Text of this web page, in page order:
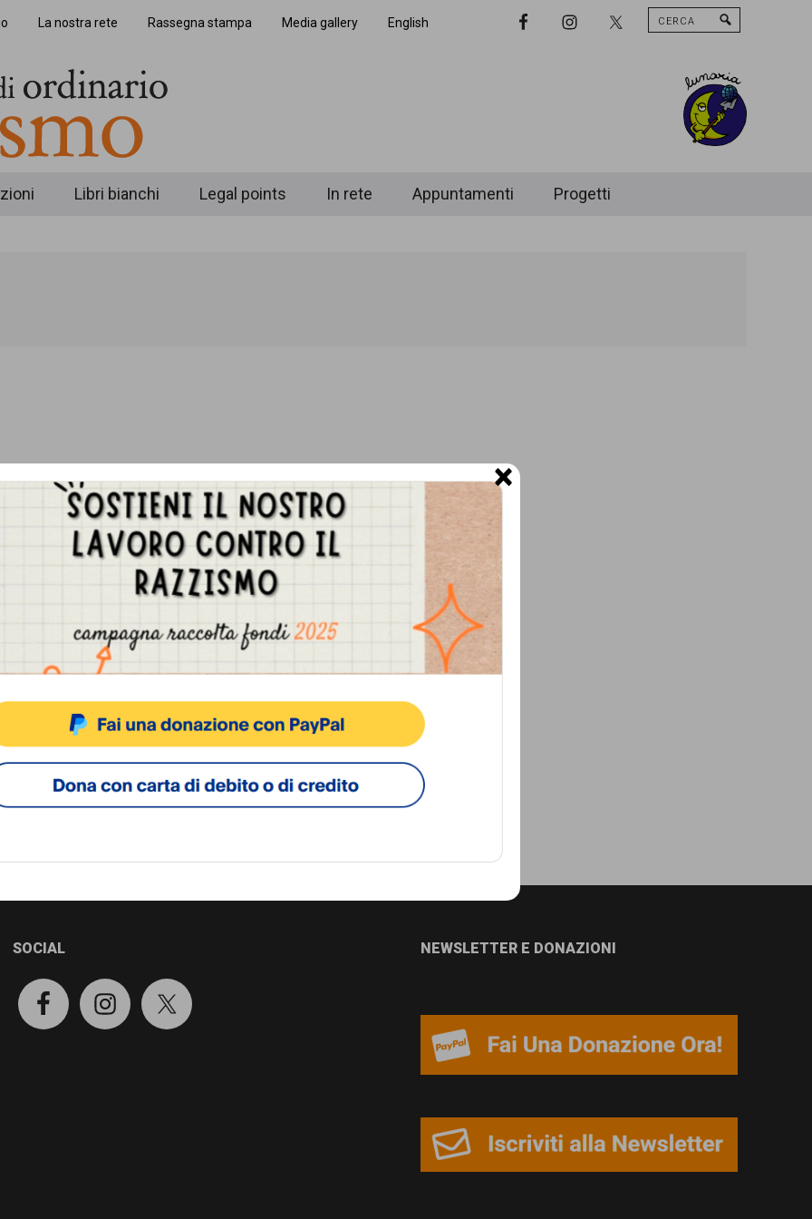
sito fa uso di cookie, anche di terze parti, ma non utilizza alcun cookie di profilazione.
ACCETTA NEGA VISUALIZZA LE PREFERENZE
La nostra rete Rassegna stampa Media gallery English
Nav
Cerca
Libri bianchi Legal points In rete Appuntamenti Progetti
SOCIAL NEWSLETTER E DONAZIONI
×